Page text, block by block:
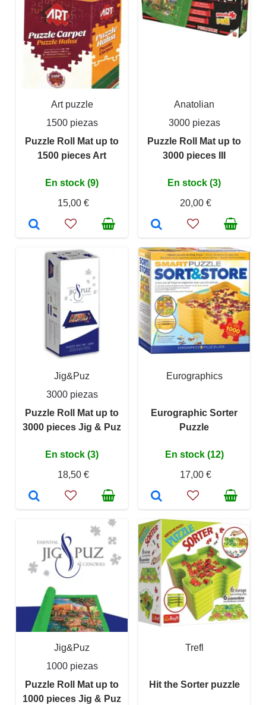
Art puzzle
1500 piezas
Puzzle Roll Mat up to
1500 pieces Art
En stock (9)
15,00 €
Anatolian
3000 piezas
Puzzle Roll Mat up to
3000 pieces III
En stock (3)
20,00 €
Jig&Puz
3000 piezas
Puzzle Roll Mat up to
3000 pieces Jig & Puz
En stock (3)
18,50 €
Eurographics
Eurographic Sorter
Puzzle
En stock (12)
17,00 €
Jig&Puz
1000 piezas
Puzzle Roll Mat up to
1000 pieces Jig & Puz
Trefl
Hit the Sorter puzzle